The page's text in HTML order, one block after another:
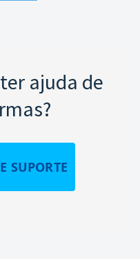
ajuda de
SUPORTE